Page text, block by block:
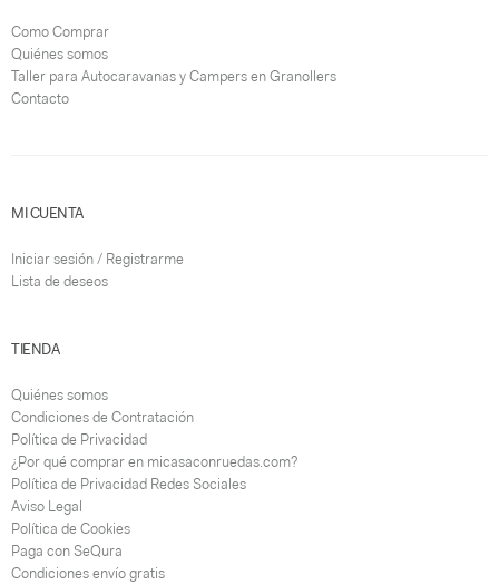
Como Comprar
Quiénes somos
Taller para Autocaravanas y Campers en Granollers
Contacto
MI CUENTA
Iniciar sesión / Registrarme
Lista de deseos
TIENDA
Quiénes somos
Condiciones de Contratación
Política de Privacidad
¿Por qué comprar en micasaconruedas.com?
Política de Privacidad Redes Sociales
Aviso Legal
Política de Cookies
Paga con SeQura
Condiciones envío gratis